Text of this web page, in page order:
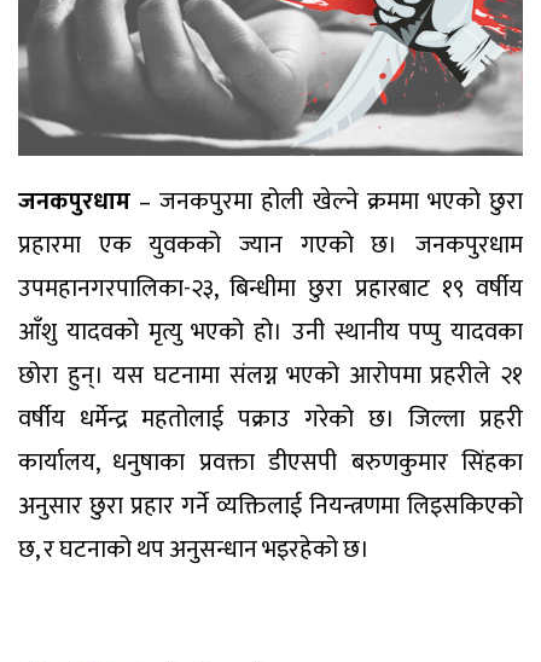
जनकपुरधाम – जनकपुरमा होली खेल्ने क्रममा भएको छुरा
प्रहारमा एक युवकको ज्यान गएको छ। जनकपुरधाम
उपमहानगरपालिका-२३, बिन्धीमा छुरा प्रहारबाट १९ वर्षीय
आँशु यादवको मृत्यु भएको हो। उनी स्थानीय पप्पु यादवका
छोरा हुन्। यस घटनामा संलग्न भएको आरोपमा प्रहरीले २१
वर्षीय धर्मेन्द्र महतोलाई पक्राउ गरेको छ। जिल्ला प्रहरी
कार्यालय, धनुषाका प्रवक्ता डीएसपी बरुणकुमार सिंहका
अनुसार छुरा प्रहार गर्ने व्यक्तिलाई नियन्त्रणमा लिइसकिएको
छ, र घटनाको थप अनुसन्धान भइरहेको छ।